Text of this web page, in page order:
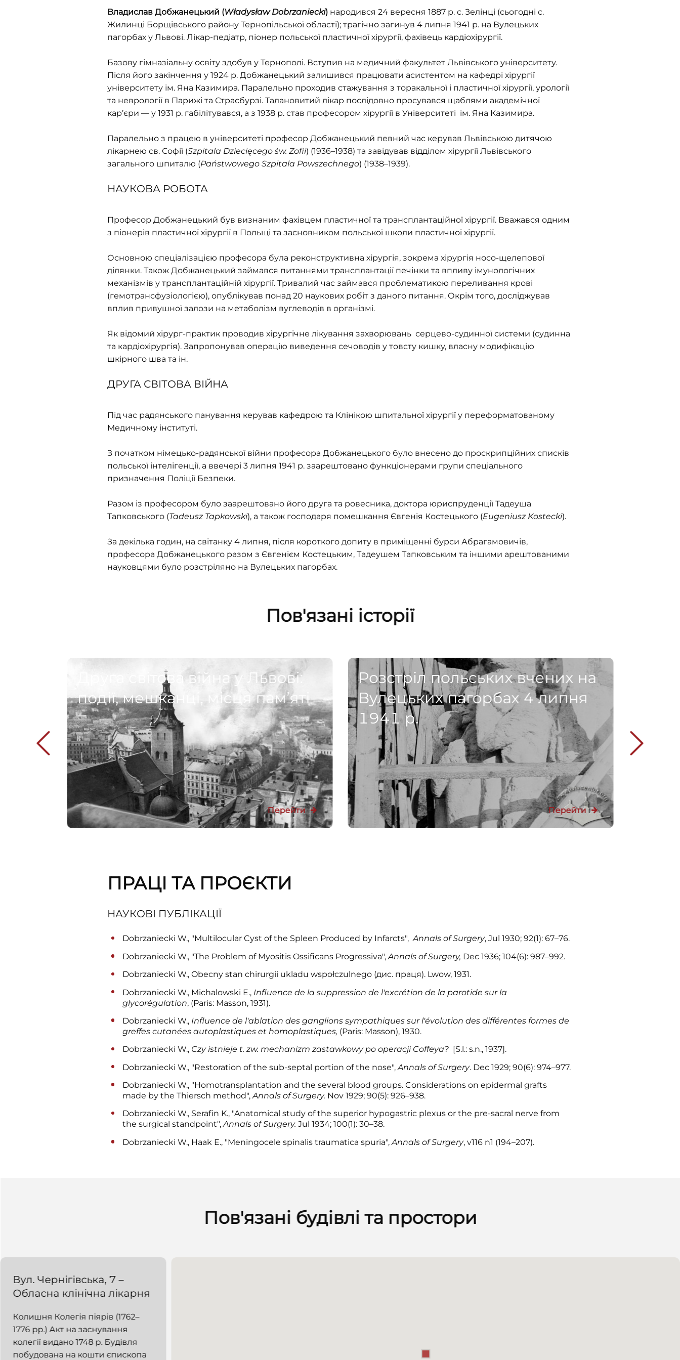
Владислав Добжанецький (Władysław Dobrzaniecki) народився 24 вересня 1887 р. с. Зелінці (сьогодні с.
Жилинці Борщівського району Тернопільської області); трагічно загинув 4 липня 1941 р. на Вулецьких
пагорбах у Львові. Лікар-педіатр, піонер польської пластичної хірургії, фахівець кардіохірургії.
Базову гімназіальну освіту здобув у Тернополі. Вступив на медичний факультет Львівського університету.
Після його закінчення у 1924 р. Добжанецький залишився працювати асистентом на кафедрі хірургії
університету ім. Яна Казимира. Паралельно проходив стажування з торакальної і пластичної хірургії, урології
та неврології в Парижі та Страсбурзі. Талановитий лікар послідовно просувався щаблями академічної
кар’єри — у 1931 р. габілітувався, а з 1938 р. став професором хірургії в Університеті ім. Яна Казимира.
Паралельно з працею в університеті професор Добжанецький певний час керував Львівською дитячою
лікарнею св. Софії (Szpitala Dziecięcego św. Zofii) (1936–1938) та завідував відділом хірургії Львівського
загального шпиталю (Państwowego Szpitala Powszechnego) (1938–1939).
НАУКОВА РОБОТА
Професор Добжанецький був визнаним фахівцем пластичної та трансплантаційної хірургії. Вважався одним
з піонерів пластичної хірургії в Польщі та засновником польської школи пластичної хірургії.
Основною спеціалізацією професора була реконструктивна хірургія, зокрема хірургія носо-щелепової
ділянки. Також Добжанецький займався питаннями трансплантації печінки та впливу імунологічних
механізмів у трансплантаційній хірургії. Тривалий час займався проблематикою переливання крові
(гемотрансфузіологією), опублікував понад 20 наукових робіт з даного питання. Окрім того, досліджував
вплив привушної залози на метаболізм вуглеводів в організмі.
Як відомий хірург-практик проводив хірургічне лікування захворювань серцево-судинної системи (судинна
та кардіохірургія). Запропонував операцію виведення сечоводів у товсту кишку, власну модифікацію
шкірного шва та ін.
ДРУГА СВІТОВА ВІЙНА
Під час радянського панування керував кафедрою та Клінікою шпитальної хірургії у переформатованому
Медичному інституті.
З початком німецько-радянської війни професора Добжанецького було внесено до проскрипційних списків
польської інтелігенції, а ввечері 3 липня 1941 р. заарештовано функціонерами групи спеціального
призначення Поліції Безпеки.
Разом із професором було заарештовано його друга та ровесника, доктора юриспруденції Тадеуша
Тапковського (Tadeusz Tapkowski), а також господаря помешкання Євгенія Костецького (Eugeniusz Kostecki).
За декілька годин, на світанку 4 липня, після короткого допиту в приміщенні бурси Абрагамовичів,
професора Добжанецького разом з Євгенієм Костецьким, Тадеушем Тапковським та іншими арештованими
науковцями було розстріляно на Вулецьких пагорбах.
Пов'язані історії
Друга світова війна у Львові:
події, мешканці, місця пам’яті
Перейти
Розстріл польських вчених на
Вулецьких пагорбах 4 липня
1941 р.
Перейти
ПРАЦІ ТА ПРОЄКТИ
НАУКОВІ ПУБЛІКАЦІЇ
Dobrzaniecki W., "Multilocular Cyst of the Spleen Produced by Infarcts",Annals of Surgery, Jul 1930; 92(1): 67–76.
Dobrzaniecki W., "The Problem of Myositis Ossificans Progressiva",Annals of Surgery, Dec 1936; 104(6): 987–992.
Dobrzaniecki W., Obecny stan chirurgii ukladu wspołczulnego (дис. праця). Lwow, 1931.
Dobrzaniecki W., Michalowski E., Influence de la suppression de l'excrétion de la parotide sur la
glycorégulation, (Paris: Masson, 1931).
Dobrzaniecki W., Influence de l'ablation des ganglions sympathiques sur l'évolution des différentes formes de
greffes cutanées autoplastiques et homoplastiques, (Paris: Masson), 1930.
Dobrzaniecki W., Czy istnieje t. zw. mechanizm zastawkowy po operacji Coffeya? [S.l.: s.n., 1937].
Dobrzaniecki W., "Restoration of the sub-septal portion of the nose",Annals of Surgery. Dec 1929; 90(6): 974–977.
Dobrzaniecki W., "Homotransplantation and the several blood groups. Considerations on epidermal grafts
made by the Thiersch method",Annals of Surgery. Nov 1929; 90(5): 926–938.
Dobrzaniecki W., Serafin K., "Anatomical study of the superior hypogastric plexus or the pre-sacral nerve from
the surgical standpoint",Annals of Surgery. Jul 1934; 100(1): 30–38.
Dobrzaniecki W., Haak E., "Meningocele spinalis traumatica spuria",Annals of Surgery, v116 n1 (194–207).
Пов'язані будівлі та простори
Вул. Чернігівська, 7 –
Обласнa клінічнa лікарня
Колишня Колегія піярів (1762–
1776 рр.) Акт на заснування
колегії видано 1748 р. Будівля
побудована на кошти єпископа